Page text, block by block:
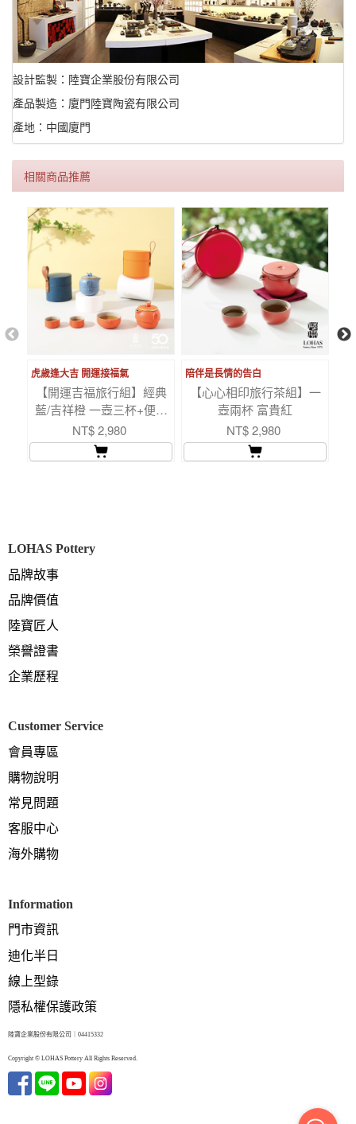
設計監製：陸寶企業股份有限公司
產品製造：廈門陸寶陶瓷有限公司
產地：中國廈門
相關商品推薦
虎歲逢大吉 開運接福氣
【開運吉福旅行組】經典
藍/吉祥橙 一壺三杯+便攜
包
NT$ 2,980
陪伴是長情的告白
【心心相印旅行茶組】一
壺兩杯 富貴紅
NT$ 2,980
LOHAS Pottery
品牌故事
品牌價值
陸寶匠人
榮譽證書
企業歷程
Customer Service
會員專區
購物說明
常見問題
客服中心
海外購物
Information
門市資訊
迪化半日
線上型錄
隱私權保護政策
陸寶企業股份有限公司｜04415332
Copyright © LOHAS Pottery All Rights Reserved.